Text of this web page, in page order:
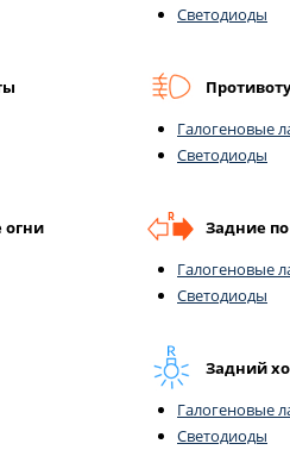
Светодиоды
Галогеновые
Светодиоды
Задние
Галогеновые
Светодиоды
Задний
Галогеновые
Светодиоды